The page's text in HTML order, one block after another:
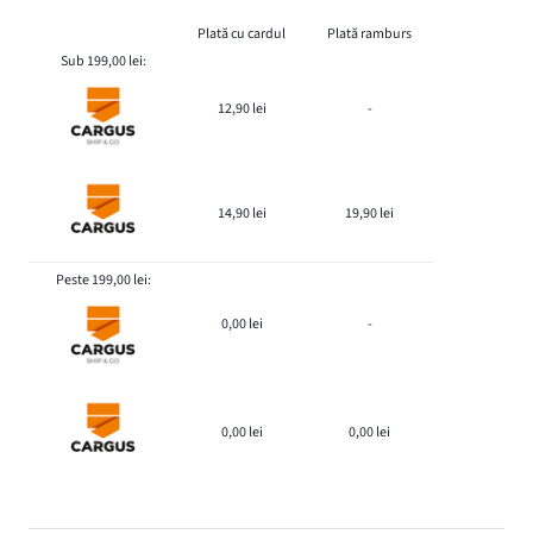
Plată cu cardul
Plată ramburs
Sub 199,00 lei:
12,90 lei -
14,90 lei 19,90 lei
Peste 199,00 lei:
0,00 lei -
0,00 lei 0,00 lei